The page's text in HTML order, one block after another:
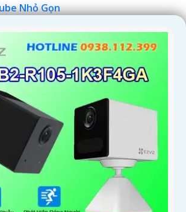
Nhỏ Gọn